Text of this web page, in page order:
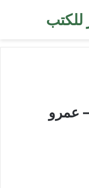
عمرو